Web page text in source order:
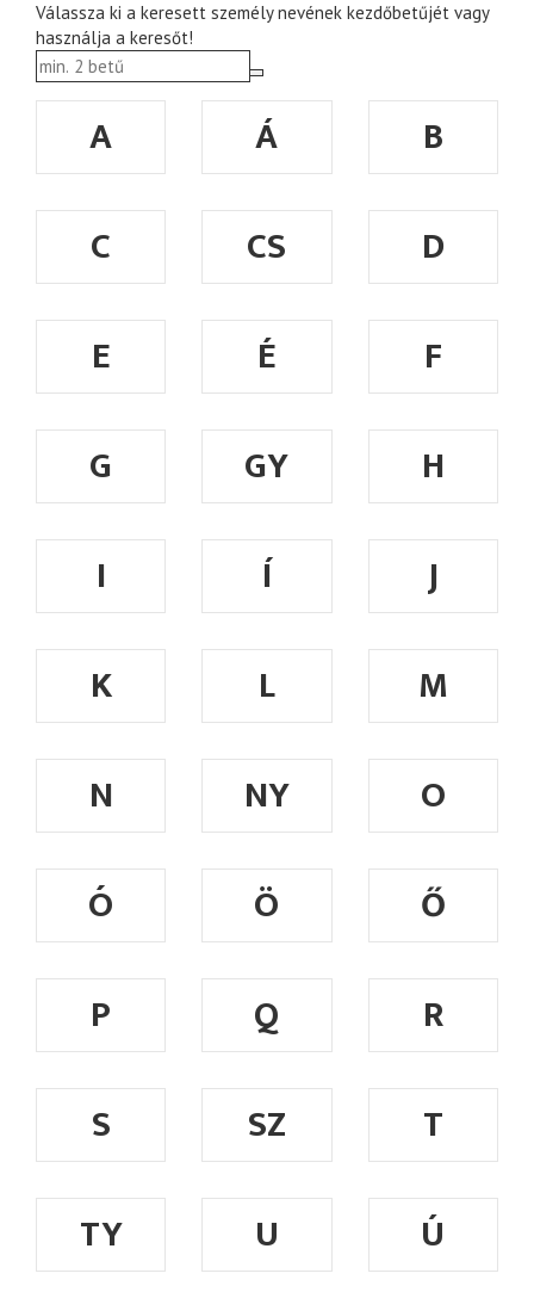
Válassza ki a keresett személy nevének kezdőbetűjét vagy
használja a keresőt!
A Á
B
C
CS
D
E
É
F
G
GY
H
I
Í
J
K
L
M
N
NY
O
Ó
Ö
Ő
P
Q
R
S
SZ
T
TY
U Ú